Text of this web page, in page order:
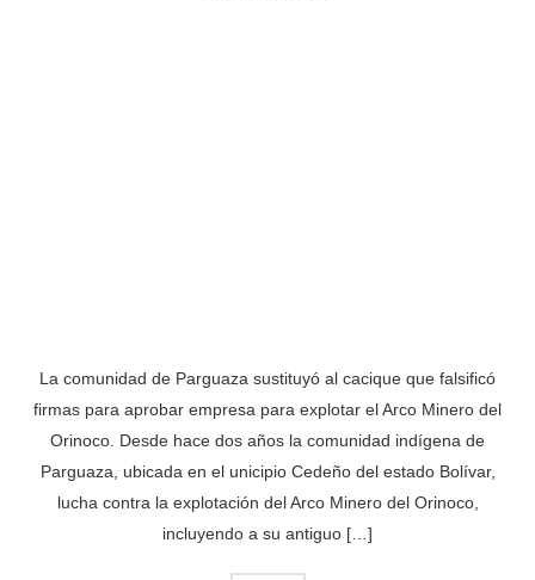
La comunidad de Parguaza sustituyó al cacique que falsificó
firmas para aprobar empresa para explotar el Arco Minero del
Orinoco. Desde hace dos años la comunidad indígena de
Parguaza, ubicada en el unicipio Cedeño del estado Bolívar,
lucha contra la explotación del Arco Minero del Orinoco,
incluyendo a su antiguo […]